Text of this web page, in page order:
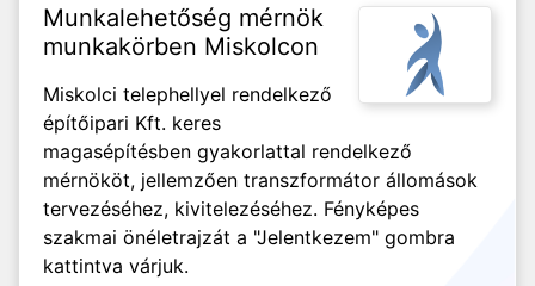
Munkalehetőség mérnök
munkakörben Miskolcon
Miskolci telephellyel rendelkező
építőipari Kft. keres
magasépítésben gyakorlattal rendelkező
mérnököt, jellemzően transzformátor állomások
tervezéséhez, kivitelezéséhez. Fényképes
szakmai önéletrajzát a "Jelentkezem" gombra
kattintva várjuk.